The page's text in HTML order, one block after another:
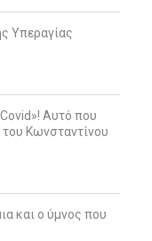
Υπεραγίας
Αυτό που
του Κωνσταντίνου
και ο ύμνος που